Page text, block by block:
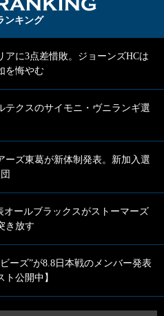
ンキング
アに3点差惜敗。ジョーンズHCは
を悔やむ
テクスのサイモニ・ヴニランギ選
ーズ東葛が新体制発表。新加入選
オールブラックスがストーマーズ
き放す
ーズ”が8.8日本戦のメンバー発表
ト公開中】